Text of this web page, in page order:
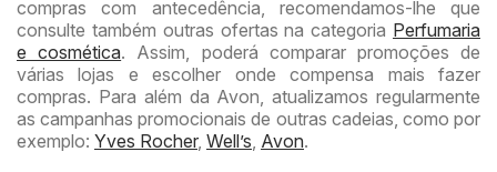
compras com antecedência, recomendamos-lhe que
consulte também outras ofertas na categoria Perfumaria
e cosmética. Assim, poderá comparar promoções de
várias lojas e escolher onde compensa mais fazer
compras. Para além da Avon, atualizamos regularmente
as campanhas promocionais de outras cadeias, como por
exemplo: Yves Rocher, Well’s Avon.